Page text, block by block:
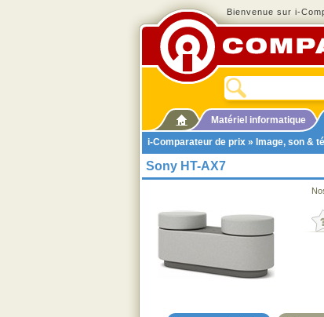
Bienvenue sur i-
Matériel informatique
i-Comparateur de prix » Image, son &
Sony HT-AX7